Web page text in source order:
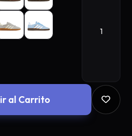
al Carrito
y aprovecha la **oferta
Adidas Samba**. Además,
gratis en la ruleta! 🎰
con Google
interesa el descuento